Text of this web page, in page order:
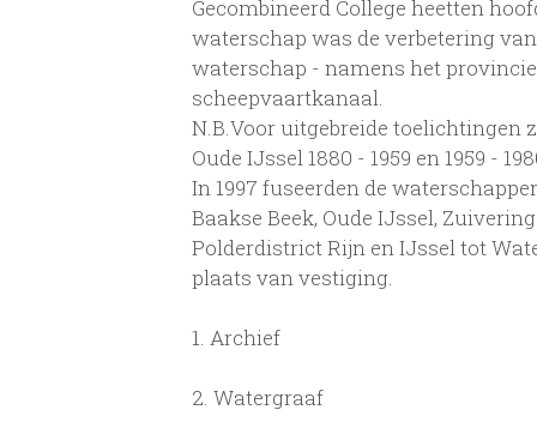
Gecombineerd College heetten
waterschap was de verbetering
waterschap - namens het
scheepvaartkanaal.
N.B.Voor uitgebreide toelichtingen
Oude IJssel 1880 - 1959 en 1959 -
In 1997 fuseerden de
Baakse Beek, Oude IJssel,
Polderdistrict Rijn en IJssel tot
plaats van vestiging.
1. Archief
2. Watergraaf